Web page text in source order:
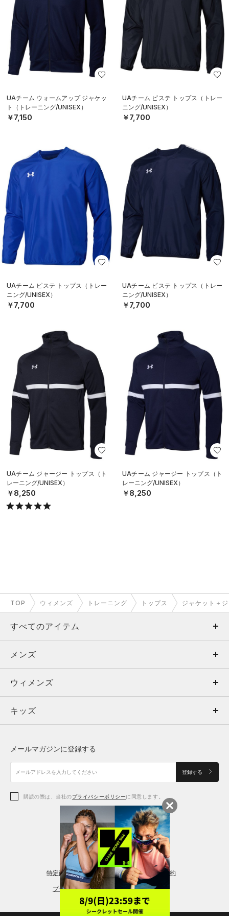
UAチーム ウォームアップ ジャケッ
ト（トレーニング/UNISEX）
￥7,150
UAチーム ピステ トップス（トレー
ニング/UNISEX）
￥7,700
UAチーム ピステ トップス（トレー
ニング/UNISEX）
￥7,700
UAチーム ピステ トップス（トレー
ニング/UNISEX）
￥7,700
UAチーム ジャージー トップス（ト
レーニング/UNISEX）
￥8,250
UAチーム ジャージー トップス（ト
レーニング/UNISEX）
￥8,250
TOP ウィメンズ トレーニング トップス ジャケット＋
すべてのアイテム
メンズ
ウィメンズ
キッズ
アクセサリー
メンズ
トップス
ボトムス
アクセサリー
ウィメンズ
トップス
シューズ
アクセサリー
レギンス＆タイツ
キッズ
シューズ
メールマガジンに登録する
登録する
購読の際は、当社のプライバシーポリシーに同意します。
特定商取引法に基づく通販の表記 会員規約
プライバシーポリシー